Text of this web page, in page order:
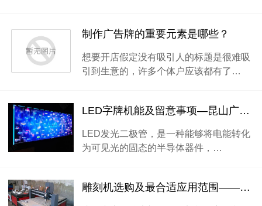
制作广告牌的重要元素是哪些？
想要开店假定没有吸引人的标题是很难吸
引到生意的，许多个体户应该都有了…
LED字牌机能及留意事项—昆山广告公司
LED发光二极管，是一种能够将电能转化
为可见光的固态的半导体器件，…
雕刻机选购及最合适应用范围——昆山广告公司